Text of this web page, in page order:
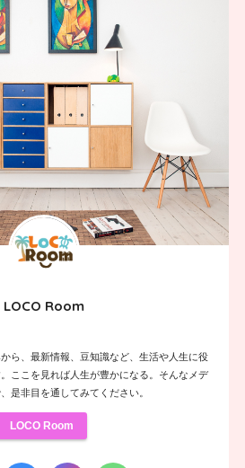
LOCO Room
ら、最新情報、豆知識など、生活や人生に役
ここを見れば人生が豊かになる。そんなメデ
是非目を通してみてください。
LOCO Room